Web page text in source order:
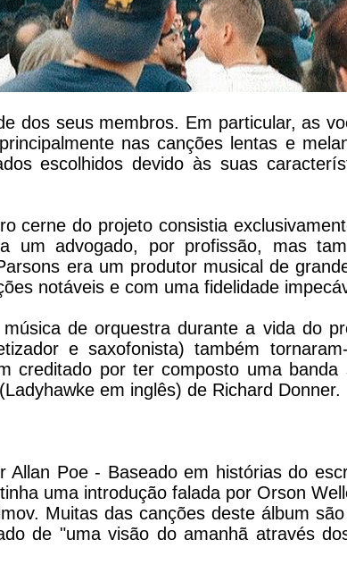
dos seus membros. Em particular, as
nas canções lentas e
escolhidos devido às suas
cerne do projeto consistia
um advogado, por profissão, mas
era um produtor musical de
notáveis e com uma fidelidade
de orquestra durante a vida do
e saxofonista) também
creditado por ter composto uma banda
em inglês) de Richard Donner.
Allan Poe - Baseado em histórias do
uma introdução falada por Orson
Muitas das canções deste álbum
de "uma visão do amanhã através